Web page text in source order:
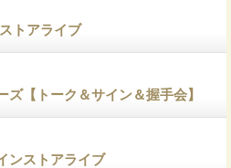
トアライブ
ズ【トーク＆サイン＆握手会】
ンストアライブ